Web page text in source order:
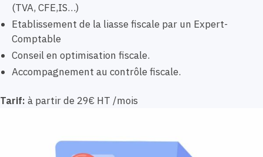
(TVA, CFE,IS…)
Etablissement de la liasse fiscale par un Expert-
Comptable
Conseil en optimisation fiscale.
Accompagnement au contrôle fiscale.
Tarif: à partir de 29€ HT /mois